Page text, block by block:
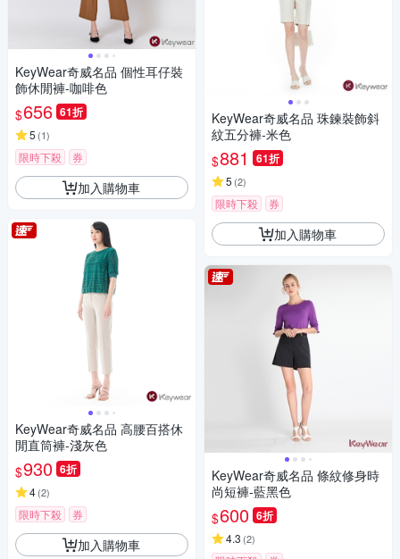
KeyWear奇威名品 個性耳仔裝
飾休閒褲-咖啡色
$656 61折
5 (1)
限時下殺 券
加入購物車
KeyWear奇威名品 高腰百搭休
閒直筒褲-淺灰色
$930 6折
4(2)
限時下殺 券
加入購物車
KeyWear奇威名品 珠鍊裝飾斜
紋五分褲-米色
$881 61折
5 (2)
限時下殺 券
加入購物車
KeyWear奇威名品 條紋修身時
尚短褲-藍黑色
$600 6折
4.3 (2)